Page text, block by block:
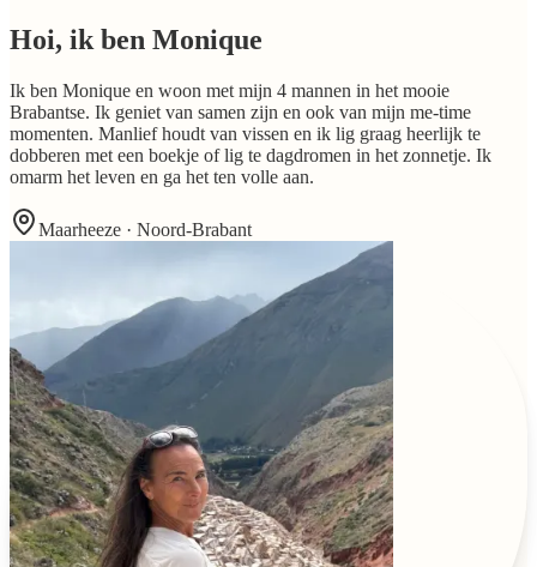
Hoi, ik ben Monique
Ik ben Monique en woon met mijn 4 mannen in het mooie
Brabantse. Ik geniet van samen zijn en ook van mijn me-time
momenten. Manlief houdt van vissen en ik lig graag heerlijk te
dobberen met een boekje of lig te dagdromen in het zonnetje. Ik
omarm het leven en ga het ten volle aan.
Maarheeze · Noord-Brabant